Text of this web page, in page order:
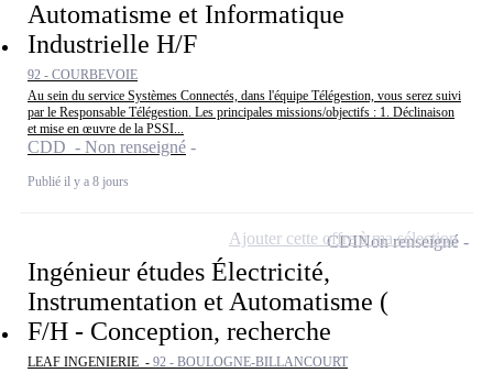
Automatisme et Informatique
Industrielle H/F
92 - COURBEVOIE
Au sein du service Systèmes Connectés, dans l'équipe Télégestion, vous serez suivi
par le Responsable Télégestion. Les principales missions/objectifs : 1. Déclinaison
et mise en œuvre de la PSSI...
CDD - Non renseigné
Publié il y a 8 jours
Ingénieur études Électricité,
Instrumentation et Automatisme (
F/H - Conception, recherche
LEAF INGENIERIE - 92 - BOULOGNE-BILLANCOURT
CDINon renseigné
Ajouter cette offre à ma sélection